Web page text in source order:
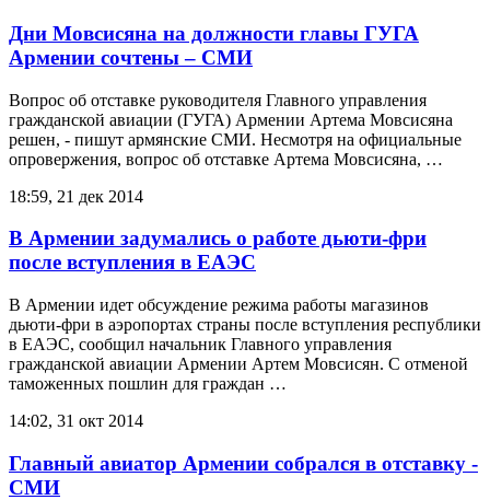
Дни Мовсисяна на должности главы ГУГА
Армении сочтены – СМИ
Вопрос об отставке руководителя Главного управления
гражданской авиации (ГУГА) Армении Артема Мовсисяна
решен, - пишут армянские СМИ. Несмотря на официальные
опровержения, вопрос об отставке Артема Мовсисяна, …
18:59, 21 дек 2014
В Армении задумались о работе дьюти-фри
после вступления в ЕАЭС
В Армении идет обсуждение режима работы магазинов
дьюти-фри в аэропортах страны после вступления республики
в ЕАЭС, сообщил начальник Главного управления
гражданской авиации Армении Артем Мовсисян. С отменой
таможенных пошлин для граждан …
14:02, 31 окт 2014
Главный авиатор Армении собрался в отставку -
СМИ